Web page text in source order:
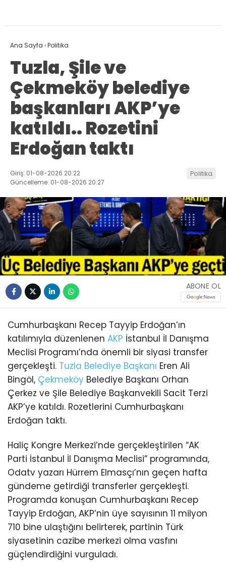
Ana Sayfa ›Politika
Tuzla, Şile ve
Çekmeköy belediye
başkanları AKP’ye
katıldı.. Rozetini
Erdoğan taktı
Giriş: 01-08-2026 20:22
Güncelleme: 01-08-2026 20:27
Politika
ABONE OL
Cumhurbaşkanı Recep Tayyip Erdoğan’ın
katılımıyla düzenlenen AKP İstanbul İl Danışma
Meclisi Programı’nda önemli bir siyasi transfer
gerçekleşti. Tuzla Belediye Başkanı Eren Ali
Bingöl, Çekmeköy Belediye Başkanı Orhan
Çerkez ve Şile Belediye Başkanvekili Sacit Terzi
AKP’ye katıldı. Rozetlerini Cumhurbaşkanı
Erdoğan taktı.
Haliç Kongre Merkezi’nde gerçekleştirilen “AK
Parti İstanbul İl Danışma Meclisi” programında,
Odatv yazarı Hürrem Elmasçı’nın geçen hafta
gündeme getirdiği transferler gerçekleşti.
Programda konuşan Cumhurbaşkanı Recep
Tayyip Erdoğan, AKP’nin üye sayısının 11 milyon
710 bine ulaştığını belirterek, partinin Türk
siyasetinin cazibe merkezi olma vasfını
güçlendirdiğini vurguladı.